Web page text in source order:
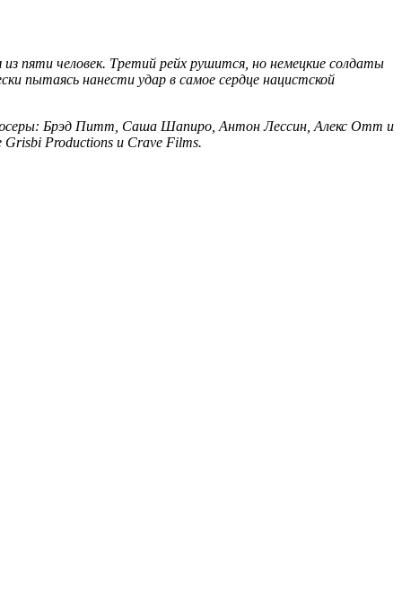
пяти человек. Третий рейх рушится, но немецкие солдаты
пытаясь нанести удар в самое сердце нацистской
Брэд Питт, Саша Шапиро, Антон Лессин, Алекс Отт и
Productions и Crave Films.